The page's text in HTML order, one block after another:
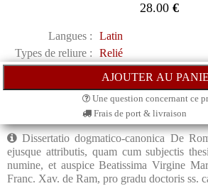
28.00€
Langues :
Latin
Types de reliure :
Relié
Une question concernant ce
Frais de port & livraison
Dissertatio dogmatico-canonica De
ejusque attributis, quam cum subjectis
numine, et auspice Beatissima Virgine
Franc. Xav. de Ram, pro gradu doctoris ss.